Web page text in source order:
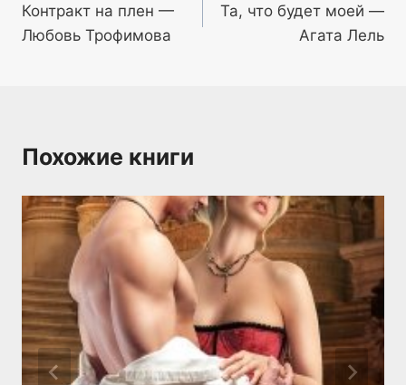
по
записям
Контракт на плен —
Любовь Трофимова
Та, что будет моей —
Агата Лель
Похожие книги